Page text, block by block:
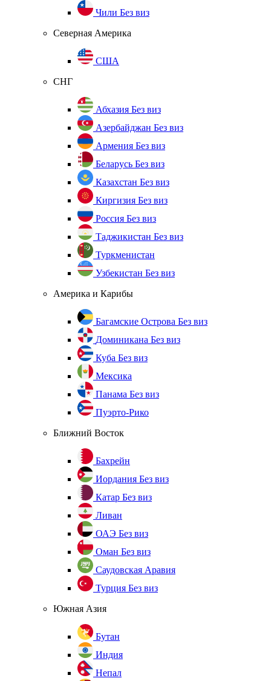
Чили Без виз
Северная Америка
США
СНГ
Абхазия Без виз
Азербайджан Без виз
Армения Без виз
Беларусь Без виз
Казахстан Без виз
Киргизия Без виз
Россия Без виз
Таджикистан Без виз
Туркменистан
Узбекистан Без виз
Америка и Карибы
Багамские Острова Без виз
Доминикана Без виз
Куба Без виз
Мексика
Панама Без виз
Пуэрто-Рико
Ближний Восток
Бахрейн
Иордания Без виз
Катар Без виз
Ливан
ОАЭ Без виз
Оман Без виз
Саудовская Аравия
Турция Без виз
Южная Азия
Бутан
Индия
Непал